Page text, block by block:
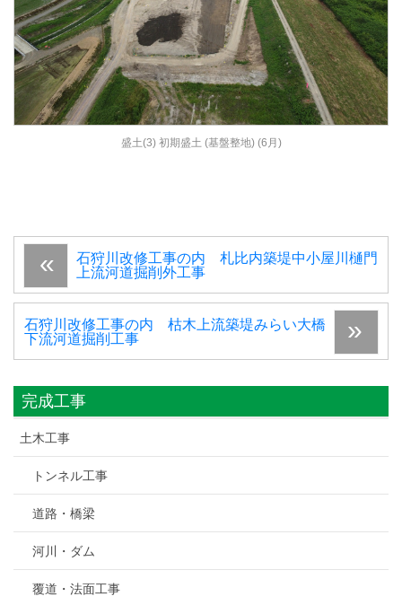
盛土(3) 初期盛土 (基盤整地) (6月)
石狩川改修工事の内 札比内築堤中小屋川樋門
上流河道掘削外工事
石狩川改修工事の内 枯木上流築堤みらい大橋
下流河道掘削工事
完成工事
土木工事
トンネル工事
道路・橋梁
河川・ダム
覆道・法面工事